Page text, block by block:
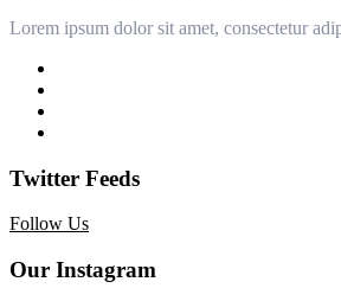
Lorem ipsum dolor sit amet, consectetur
Twitter Feeds
Follow Us
Our Instagram